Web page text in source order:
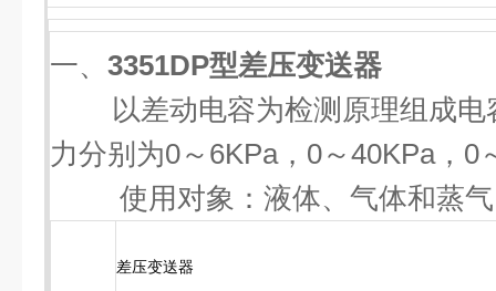
一、 3351DP型差压变送器
以差动电容为检测原理组成电
力分别为0～6KPa，0～40KPa，0
使用对象：液体、气体和蒸气
差压变送器